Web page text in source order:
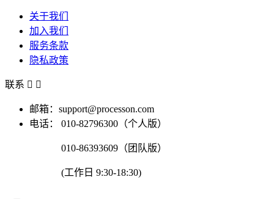
关于我们
加入我们
服务条款
隐私政策
联系  
邮箱：support@processon.com
电话：
010-82796300（个人版）
010-86393609（团队版）
(工作日 9:30-18:30)